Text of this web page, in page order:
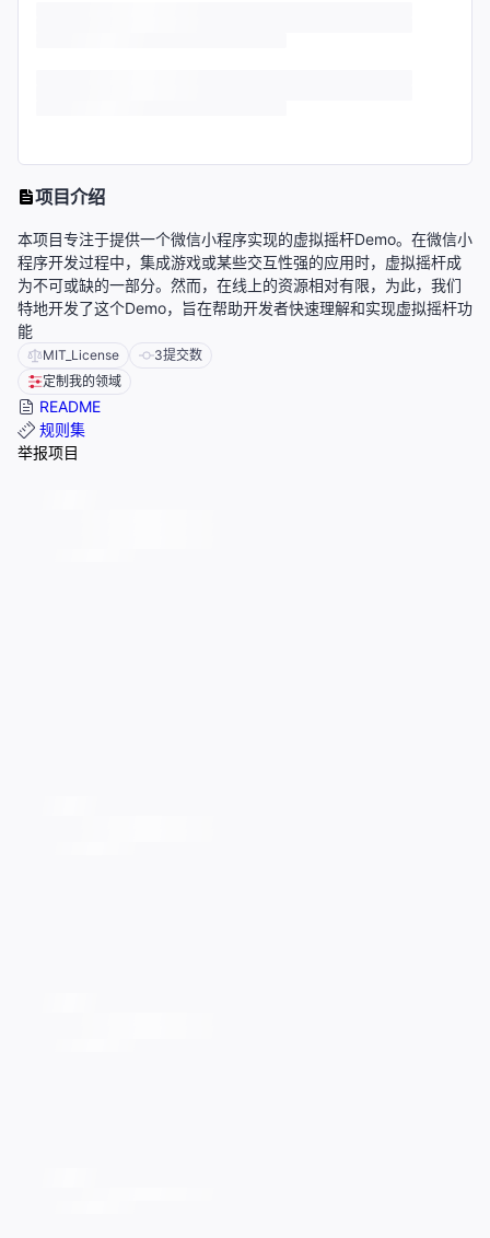
项目介绍
本项目专注于提供一个微信小程序实现的虚拟摇杆Demo。在微信小
程序开发过程中，集成游戏或某些交互性强的应用时，虚拟摇杆成
为不可或缺的一部分。然而，在线上的资源相对有限，为此，我们
特地开发了这个Demo，旨在帮助开发者快速理解和实现虚拟摇杆功
能
MIT_License 3提交数
定制我的领域
README
规则集
举报项目